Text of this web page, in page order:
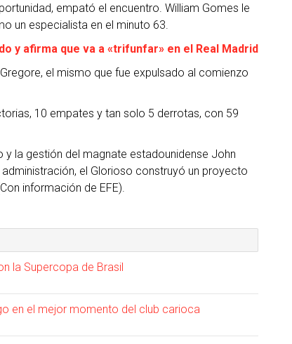
empató el encuentro. William Gomes le
un especialista en el minuto 63.
y afirma que va a «trifunfar» en el Real Madrid
el mismo que fue expulsado al comienzo
10 empates y tan solo 5 derrotas, con 59
la gestión del magnate estadounidense John
el Glorioso construyó un proyecto
información de EFE).
la Supercopa de Brasil
en el mejor momento del club carioca